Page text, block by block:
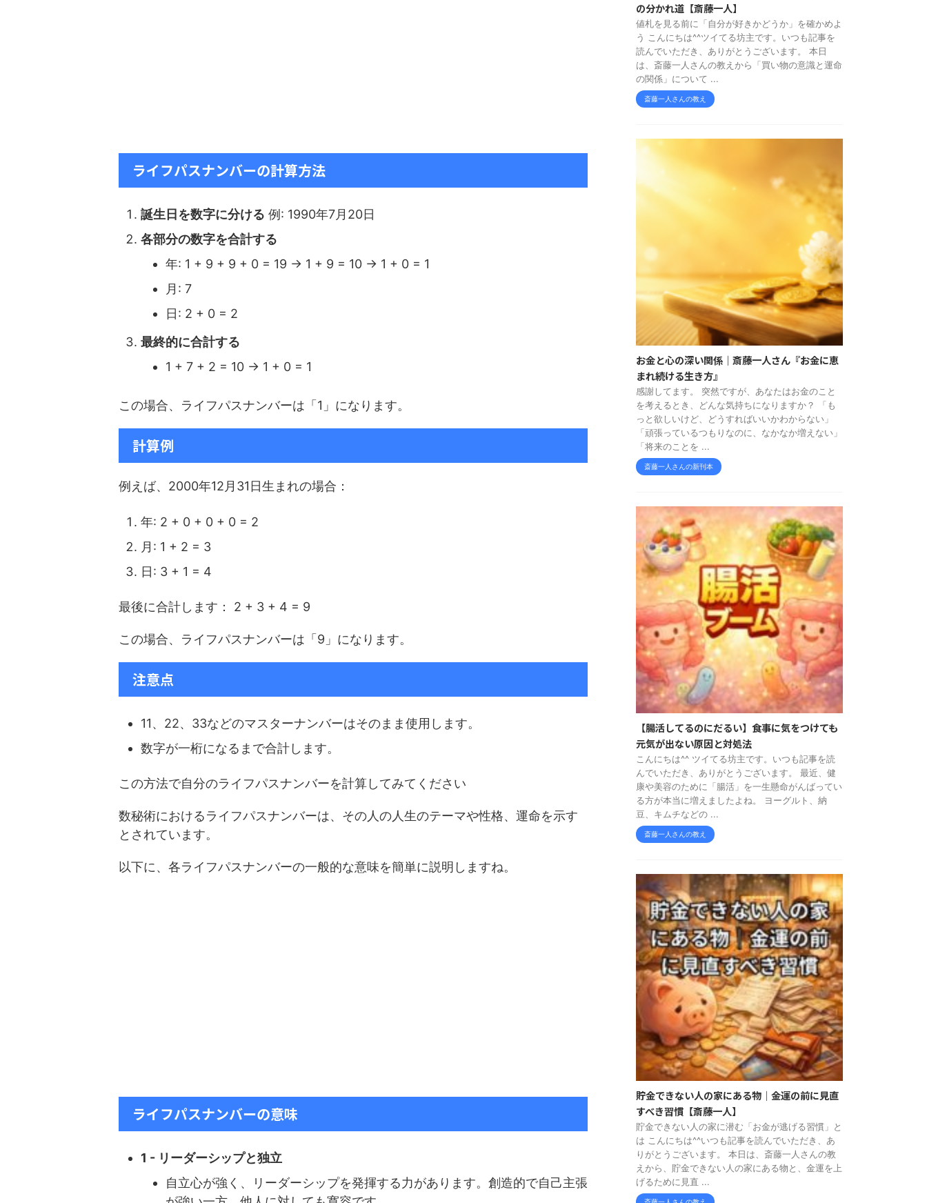
ライフパスナンバーの計算方法
誕生日を数字に分ける 例: 1990年7月20日
各部分の数字を合計する
年: 1 + 9 + 9 + 0 = 19 → 1 + 9 = 10 → 1 + 0 = 1
月: 7
日: 2 + 0 = 2
最終的に合計する
1 + 7 + 2 = 10 → 1 + 0 = 1
この場合、ライフパスナンバーは「1」になります。
計算例
例えば、2000年12月31日生まれの場合：
年: 2 + 0 + 0 + 0 = 2
月: 1 + 2 = 3
日: 3 + 1 = 4
最後に合計します： 2 + 3 + 4 = 9
この場合、ライフパスナンバーは「9」になります。
注意点
11、22、33などのマスターナンバーはそのまま使用します。
数字が一桁になるまで合計します。
この方法で自分のライフパスナンバーを計算してみてください
数秘術におけるライフパスナンバーは、その人の人生のテーマや性格、運命を示す
とされています。
以下に、各ライフパスナンバーの一般的な意味を簡単に説明しますね。
ライフパスナンバーの意味
1 - リーダーシップと独立
自立心が強く、リーダーシップを発揮する力があります。創造的で自己主張
の分かれ道【斎藤一人】
値札を見る前に「自分が好きかどうか」を確かめよ
う こんにちは^^ツイてる坊主です。いつも記事を
読んでいただき、ありがとうございます。 本日
は、斎藤一人さんの教えから「買い物の意識と運命
の関係」について ...
斎藤一人さんの教え
お金と心の深い関係｜斎藤一人さん『お金に恵
まれ続ける生き方』
感謝してます。 突然ですが、あなたはお金のこと
を考えるとき、どんな気持ちになりますか？ 「も
っと欲しいけど、どうすればいいかわからない」
「頑張っているつもりなのに、なかなか増えない」
「将来のことを ...
斎藤一人さんの新刊本
【腸活してるのにだるい】食事に気をつけても
元気が出ない原因と対処法
こんにちは^^ ツイてる坊主です。いつも記事を読
んでいただき、ありがとうございます。 最近、健
康や美容のために「腸活」を一生懸命がんばってい
る方が本当に増えましたよね。 ヨーグルト、納
豆、キムチなどの ...
斎藤一人さんの教え
貯金できない人の家にある物｜金運の前に見直
すべき習慣【斎藤一人】
貯金できない人の家に潜む「お金が逃げる習慣」と
は こんにちは^^いつも記事を読んでいただき、あ
りがとうございます。 本日は、斎藤一人さんの教
えから、貯金できない人の家にある物と、金運を上
げるために見直 ...